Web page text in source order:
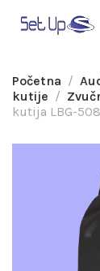
Početna
kutije
kutija LBG-